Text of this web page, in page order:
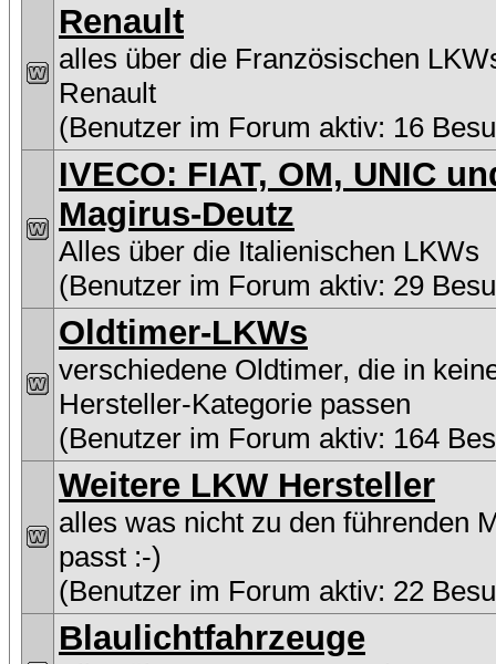
Renault
alles über die Französischen
Renault
(Benutzer im Forum aktiv: 16
IVECO: FIAT, OM, UNIC
Magirus-Deutz
Alles über die Italienischen LKWs
(Benutzer im Forum aktiv: 29
Oldtimer-LKWs
verschiedene Oldtimer, die in
Hersteller-Kategorie passen
(Benutzer im Forum aktiv: 164
Weitere LKW Hersteller
alles was nicht zu den führenden
passt :-)
(Benutzer im Forum aktiv: 22
Blaulichtfahrzeuge